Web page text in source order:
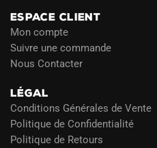
ESPACE CLIENT
Mon compte
Suivre une commande
Nous Contacter
LÉGAL
Conditions Générales de Vente
Politique de Confidentialité
Politique de Retours